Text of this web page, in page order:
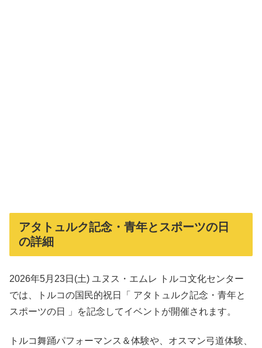
アタトュルク記念・青年とスポーツの日
の詳細
2026年5月23日(土) ユヌス・エムレ トルコ文化センター
では、トルコの国民的祝日「 アタトュルク記念・青年と
スポーツの日 」を記念してイベントが開催されます。
トルコ舞踊パフォーマンス＆体験や、オスマン弓道体験、